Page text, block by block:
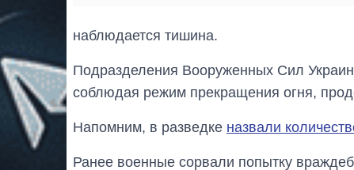
наблюдается тишина.
Подразделения Вооруженных Сил
соблюдая режим прекращения огня,
Напомним, в разведке назвали
Ранее военные сорвали попытку